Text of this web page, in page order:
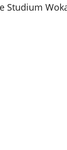
Studium